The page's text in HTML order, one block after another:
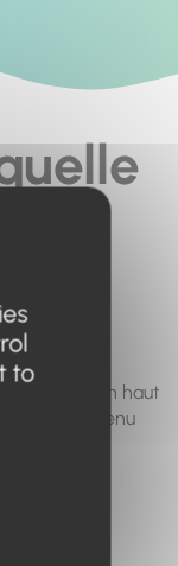
à
recherche en haut
le contenu
to